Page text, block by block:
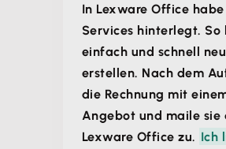
In Lexware Office
Services hinterlegt. So
einfach und schnell
erstellen. Nach dem
die Rechnung mit
Angebot und maile sie
Lexware Office zu. Ich